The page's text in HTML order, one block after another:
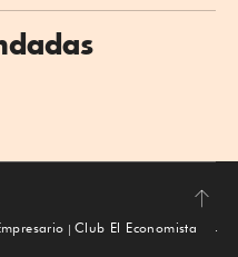
Subir
Club El Economista